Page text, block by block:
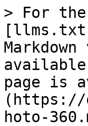
> For
page is
(https://
hoto-